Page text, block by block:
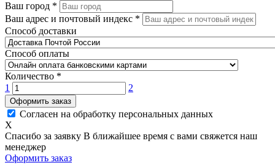
Ваш город *
Ваш адрес и почтовый индекс *
Способ доставки
Способ оплаты
Количество *
1
2
Оформить заказ
Согласен на обработку персональных данных
X
Спасибо за заявку В ближайшее время с вами свяжется наш
менеджер
Оформить заказ